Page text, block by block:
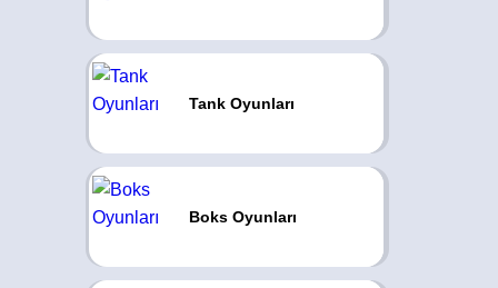
Tank Oyunları
Boks Oyunları